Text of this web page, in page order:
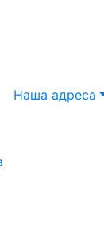
Наша адреса